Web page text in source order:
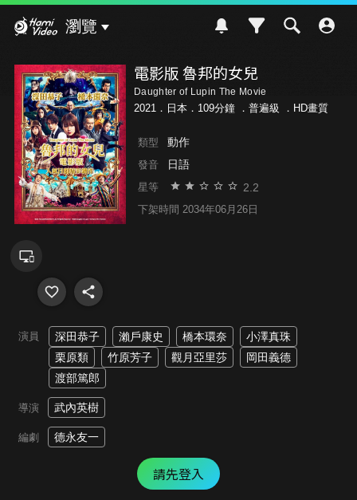
瀏覽
電影版 魯邦的女兒
Daughter of Lupin The Movie
2021．日本．109分鐘 ． 普遍級 ．HD畫質
類型 動作
發音 日語
星等 2.2
下架時間 2034年06月26日
演員 深田恭子 瀨戶康史 橋本環奈
小澤真珠
栗原類
竹原芳子 觀月亞里莎
岡田義德
渡部篤郎
導演 武內英樹
編劇 德永友一
請先登入